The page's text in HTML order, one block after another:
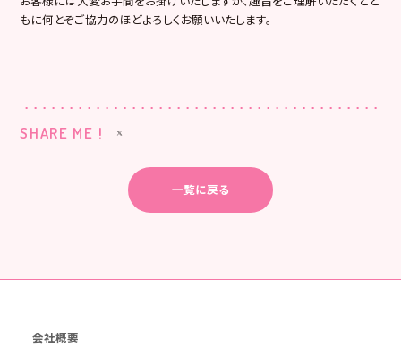
もに何とぞご協力のほどよろしくお願いいたします。
SHARE ME !
一覧に戻る
会社概要